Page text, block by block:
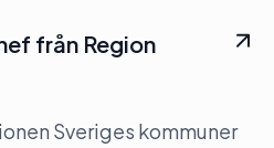
från Region
Sveriges kommuner